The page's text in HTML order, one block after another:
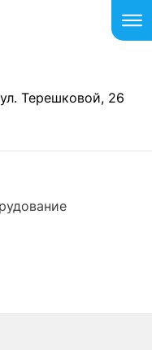
Терешковой, 26